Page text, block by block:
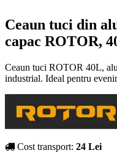
Ceaun tuci din
capac ROTOR,
Ceaun tuci ROTOR 40L,
industrial. Ideal pentru
Cost transport: 24 Lei